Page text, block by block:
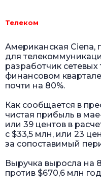
Телеком
Американская Ciena,
для
разработчик сетевых
финансовом
почти на 80%.
Как сообщается в
чистая прибыль в
или 39 центов в
с $33,5 млн, или 23
за сопоставимый
Выручка выросла на
против $670,6 млн